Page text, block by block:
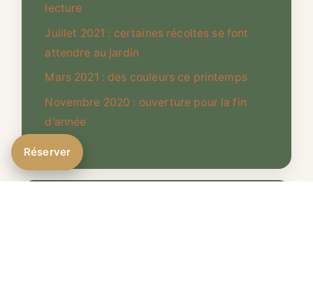
lecture
Juillet 2021 : certaines récoltes se font
attendre au jardin
Mars 2021 : des couleurs ce printemps
Novembre 2020 : ouverture pour la fin
d'année
Réserver